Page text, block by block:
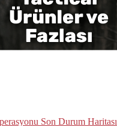
Son Durum Haritası